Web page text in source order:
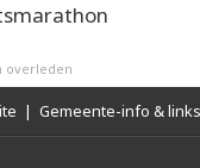
overleden
| Gemeente-info & links